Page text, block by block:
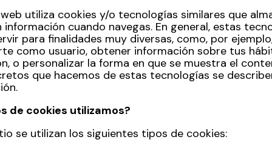
utiliza cookies y/o tecnologías similares que
información cuando navegas. En general, estas
para finalidades muy diversas, como, por
como usuario, obtener información sobre tus
o personalizar la forma en que se muestra el
que hacemos de estas tecnologías se
de cookies utilizamos?
se utilizan los siguientes tipos de cookies: